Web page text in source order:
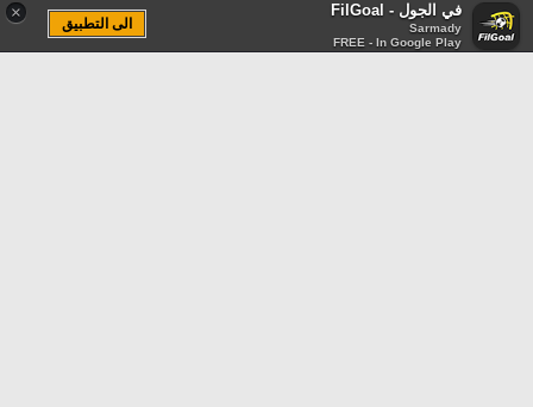
× في الجول - FilGoal
Sarmady
FREE - In Google Play
الى التطبيق